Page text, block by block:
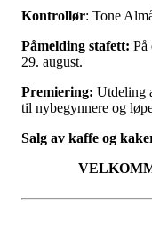
Kontrollør: Tone
Påmelding stafett: På
29. august.
Premiering: Utdeling
til nybegynnere og
Salg av kaffe og